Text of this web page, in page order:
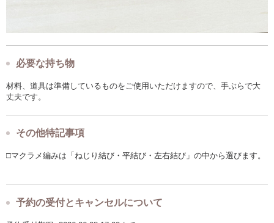
必要な持ち物
材料、道具は準備しているものをご使用いただけますので、手ぶらで大
丈夫です。
その他特記事項
□マクラメ編みは「ねじり結び・平結び・左右結び」の中から選びます。
予約の受付とキャンセルについて